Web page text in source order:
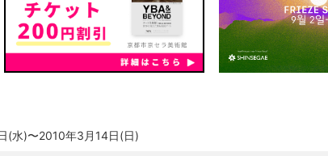
(水)〜2010年3月14日(日)